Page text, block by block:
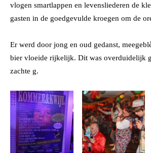
vlogen smartlappen en levensliederen de
gasten in de goedgevulde kroegen om de
Er werd door jong en oud gedanst,
bier vloeide rijkelijk. Dit was overduidelijk
zachte g.